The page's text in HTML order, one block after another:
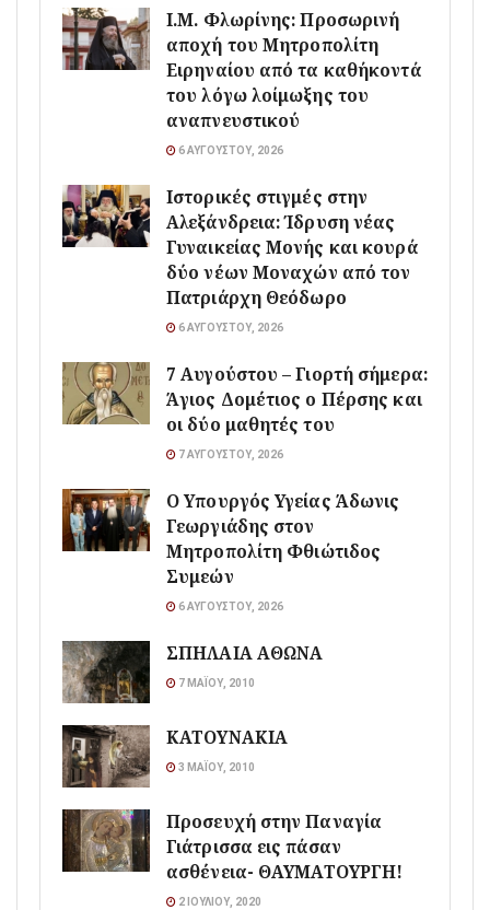
Ι.Μ. Φλωρίνης: Προσωρινή
αποχή του Μητροπολίτη
Ειρηναίου από τα καθήκοντά
του λόγω λοίμωξης του
αναπνευστικού
6 ΑΥΓΟΎΣΤΟΥ, 2026
Ιστορικές στιγμές στην
Αλεξάνδρεια: Ίδρυση νέας
Γυναικείας Μονής και κουρά
δύο νέων Μοναχών από τον
Πατριάρχη Θεόδωρο
6 ΑΥΓΟΎΣΤΟΥ, 2026
7 Αυγούστου – Γιορτή σήμερα:
Άγιος Δομέτιος ο Πέρσης και
οι δύο μαθητές του
7 ΑΥΓΟΎΣΤΟΥ, 2026
O Υπουργός Υγείας Άδωνις
Γεωργιάδης στον
Μητροπολίτη Φθιώτιδος
Συμεών
6 ΑΥΓΟΎΣΤΟΥ, 2026
ΣΠΗΛΑΙΑ ΑΘΩΝΑ
7 ΜΑΪ́ΟΥ, 2010
ΚΑΤΟΥΝΑΚΙΑ
3 ΜΑΪ́ΟΥ, 2010
Προσευχή στην Παναγία
Γιάτρισσα εις πάσαν
ασθένεια- ΘΑΥΜΑΤΟΥΡΓΗ!
2 ΙΟΥΛΊΟΥ, 2020